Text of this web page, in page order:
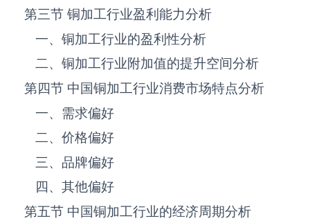
第三节 ‌‌‌‌‌‌‌铜加工‌‌‌‌‌‌‌‌‌‌‌‌‌‌‌‌‌‌‌行业盈利能力分析
一、‌‌‌‌‌‌‌铜加工‌‌‌‌‌‌‌‌‌‌‌‌‌‌‌‌‌‌‌行业的盈利性分析
二、‌‌‌‌‌‌‌铜加工‌‌‌‌‌‌‌‌‌‌‌‌‌‌‌‌‌‌‌行业附加值的提升空间分析
第四节 中国‌‌‌‌‌‌‌铜加工‌‌‌‌‌‌‌‌‌‌‌‌‌‌‌‌‌‌‌行业消费市场特点分析
一、需求偏好
二、价格偏好
三、品牌偏好
四、其他偏好
第五节 中国‌‌‌‌‌‌‌铜加工‌‌‌‌‌‌‌‌‌‌‌‌‌‌‌‌‌‌‌行业的经济周期分析